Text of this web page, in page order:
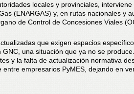
locales y provinciales, interviene
(ENARGAS) y, en rutas nacionales y
de Control de Concesiones Viales
que exigen espacios
una situación que ya no se
y la falta de actualización normativa
entre empresarios PyMES, dejando en